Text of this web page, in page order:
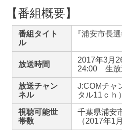
【番組概要】
番組タイト
ル
『浦安市長選
放送時間
2017年3月
24:00 生放
放送チャン
ネル
J:COMチャ
タル11ｃｈ）
視聴可能世
帯数
千葉県浦安
（2017年1